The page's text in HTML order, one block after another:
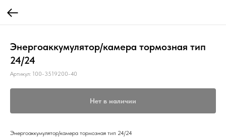
Энергоаккумулятор/камера тормозная тип
24/24
Артикул: 100-3519200-40
Нет в наличии
Энергоаккумулятор/камера тормозная тип 24/24